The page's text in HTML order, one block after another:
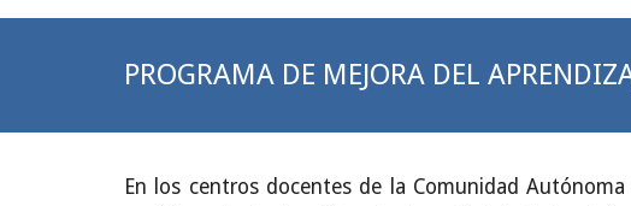
PROGRAMA DE MEJORA DEL
En los centros docentes de la Comunidad